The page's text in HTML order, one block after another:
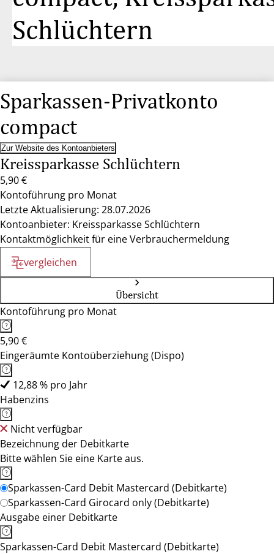
Schlüchtern
Sparkassen-Privatkonto
compact
Zur Website des Kontoanbieters
Kreissparkasse Schlüchtern
5,90 €
Kontoführung pro Monat
Letzte Aktualisierung: 28.07.2026
Kontoanbieter: Kreissparkasse Schlüchtern
Kontaktmöglichkeit für eine Verbrauchermeldung
vergleichen
Übersicht
Kontoführung pro Monat
5,90 €
Eingeräumte Kontoüberziehung (Dispo)
12,88 % pro Jahr
Habenzins
Nicht verfügbar
Bezeichnung der Debitkarte
Bitte wählen Sie eine Karte aus.
Sparkassen-Card Debit Mastercard (Debitkarte)
Sparkassen-Card Girocard only (Debitkarte)
Ausgabe einer Debitkarte
Sparkassen-Card Debit Mastercard (Debitkarte)